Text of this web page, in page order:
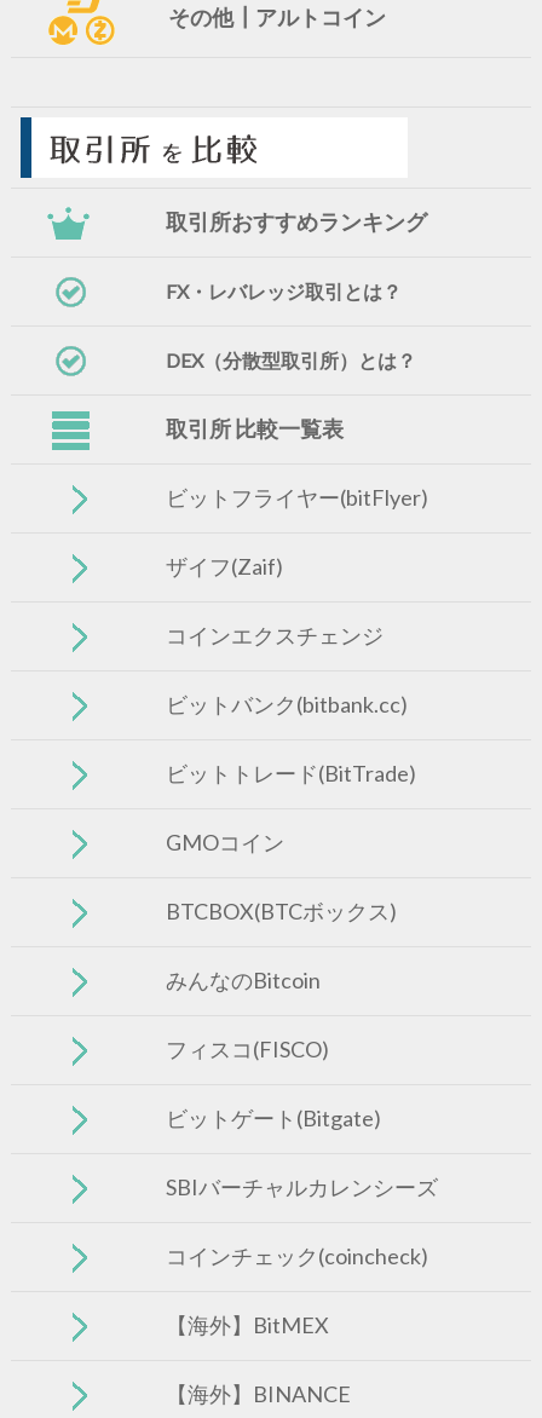
その他┃アルトコイン
取引所おすすめランキング
FX・レバレッジ取引とは？
DEX（分散型取引所）とは？
取引所 比較一覧表
ビットフライヤー(bitFlyer)
ザイフ(Zaif)
コインエクスチェンジ
ビットバンク(bitbank.cc)
ビットトレード(BitTrade)
GMOコイン
BTCBOX(BTCボックス)
みんなのBitcoin
フィスコ(FISCO)
ビットゲート(Bitgate)
SBIバーチャルカレンシーズ
コインチェック(coincheck)
【海外】BitMEX
【海外】BINANCE